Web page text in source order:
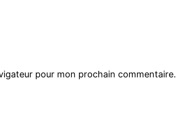
pour mon prochain commentaire.